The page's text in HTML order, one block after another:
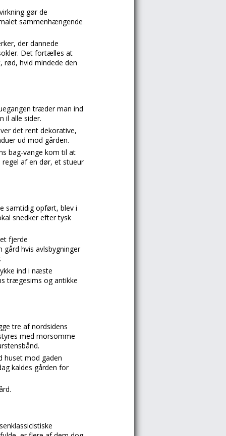
gør de
sammenhængende
der dannede
Det fortælles at
hvid mindede den
træder man ind
il alle sider.
det rent dekorative,
ud mod gården.
bag-vange kom til at
af en dør, et stueur
samtidig opført, blev i
snedker efter tysk
fjerde
hvis avlsbygninger
ind i næste
trægesims og antikke
tre af nordsidens
med morsomme
huset mod gaden
kaldes gården for